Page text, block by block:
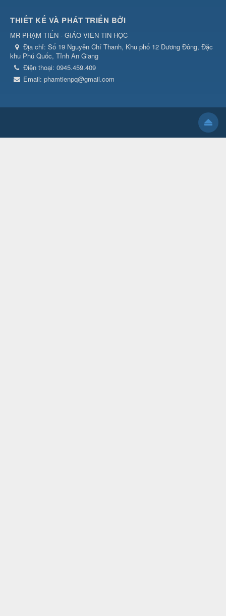
THIẾT KẾ VÀ PHÁT TRIỂN BỞI
MR PHẠM TIẾN - GIÁO VIÊN TIN HỌC
Địa chỉ: Số 19 Nguyễn Chí Thanh, Khu phố 12 Dương Đông, Đặc
khu Phú Quốc, Tỉnh An Giang
Điện thoại: 0945.459.409
Email: phamtienpq@gmail.com